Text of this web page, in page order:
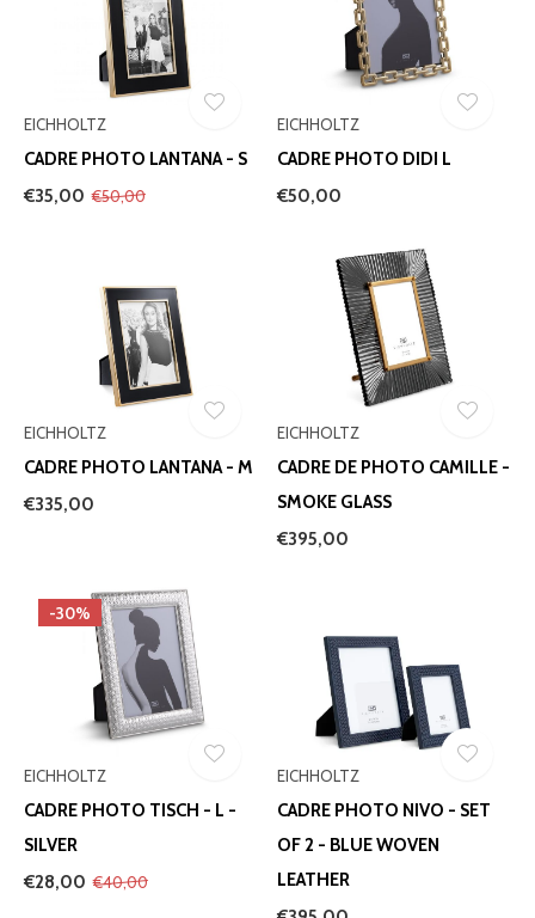
EICHHOLTZ
CADRE PHOTO LANTANA - S
€35,00 €50,00
EICHHOLTZ
CADRE PHOTO DIDI L
€50,00
EICHHOLTZ
CADRE PHOTO LANTANA - M
€335,00
EICHHOLTZ
CADRE DE PHOTO CAMILLE -
SMOKE GLASS
€395,00
-30%
EICHHOLTZ
CADRE PHOTO TISCH - L -
SILVER
€28,00 €40,00
EICHHOLTZ
CADRE PHOTO NIVO - SET
OF 2 - BLUE WOVEN
LEATHER